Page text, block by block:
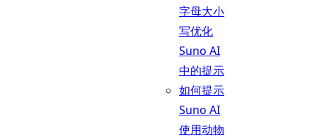
字母大小
写优化
Suno AI
中的提示
如何提示
Suno AI
使用动物